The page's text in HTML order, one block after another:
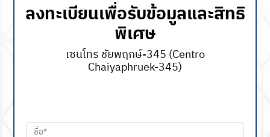
ลงทะเบียนเพื่อรับข้อมูลและสิทธิ
พิเศษ
เซนโทร ชัยพฤกษ์-345 (Centro
Chaiyaphruek-345)